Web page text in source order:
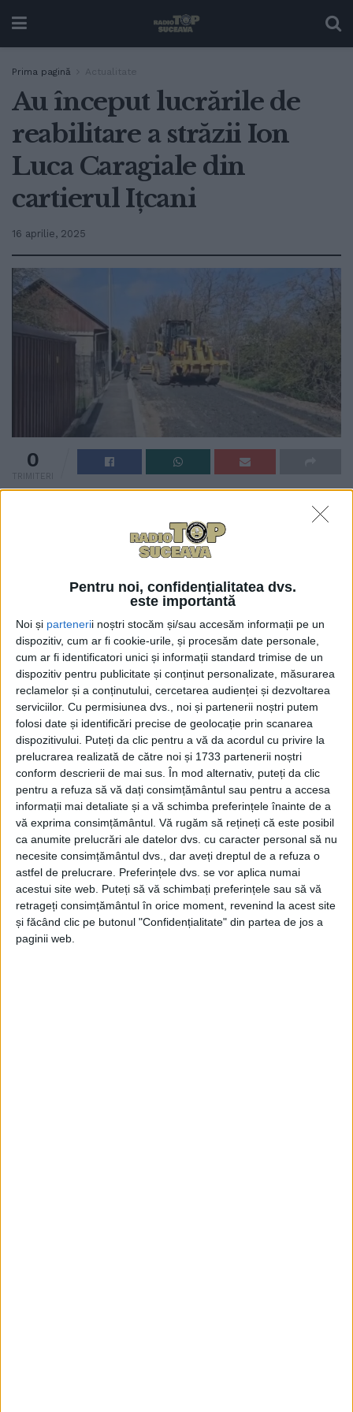
Pentru noi, confidențialitatea dvs.
este importantă
Noi și partenerii noștri stocăm și/sau accesăm informații pe un
dispozitiv, cum ar fi cookie-urile, și procesăm date personale,
cum ar fi identificatori unici și informații standard trimise de un
dispozitiv pentru publicitate și conținut personalizate, măsurarea
reclamelor și a conținutului, cercetarea audienței și dezvoltarea
serviciilor. Cu permisiunea dvs., noi și partenerii noștri putem
folosi date și identificări precise de geolocație prin scanarea
dispozitivului. Puteți da clic pentru a vă da acordul cu privire la
prelucrarea realizată de către noi și 1733 partenerii noștri
conform descrierii de mai sus. În mod alternativ, puteți da clic
pentru a refuza să vă dați consimțământul sau pentru a accesa
informații mai detaliate și a vă schimba preferințele înainte de a
vă exprima consimțământul. Vă rugăm să rețineți că este posibil
ca anumite prelucrări ale datelor dvs. cu caracter personal să nu
necesite consimțământul dvs., dar aveți dreptul de a refuza o
astfel de prelucrare. Preferințele dvs. se vor aplica numai
acestui site web. Puteți să vă schimbați preferințele sau să vă
retrageți consimțământul în orice moment, revenind la acest site
și făcând clic pe butonul "Confidențialitate" din partea de jos a
paginii web.
Prima pagină Actualitate
Au început lucrările de
reabilitare a străzii Ion
Luca Caragiale din
cartierul Ițcani
16 aprilie, 2025
0
TRIMITERI
lucrările de reabilitare a carosabilului pe strada Ion
Luca Caragiale, în cartierul Ițcani. Potrivit
”intervenția vizează o porțiune de aproximativ 400 de
metri, care va fi asfaltată pentru a îmbunătăți
condițiile de trafic și siguranța rutieră”.
Aceste lucrări fac parte din programul de
reabilitare a infrastructurii rutiere desfășurat la
nivelul întregului municipiu.
”Ne cerem scuze pentru disconfortul creat pe durata
lucrărilor și le mulțumim cetățenilor pentru
înțelegere”, se mai arată în mesajul Primăriei
Suceava.
Tags: Ițcani lucrări de reabilitare
Strada Ion Luca Caragiale Ițcani
Articolesimilare